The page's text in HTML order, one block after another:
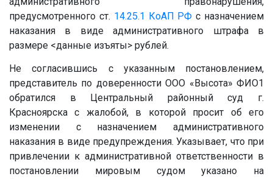
предусмотренного ст. 14.25.1 КоАП РФ с назначением
наказания в виде административного штрафа в
размере <данные изъяты> рублей.
Не согласившись с указанным постановлением,
представитель по доверенности ООО «Высота» ФИО1
обратился в Центральный районный суд г.
Красноярска с жалобой, в которой просит об его
изменении с назначением административного
наказания в виде предупреждения. Указывает, что при
привлечении к административной ответственности в
постановлении мировым судом указано на